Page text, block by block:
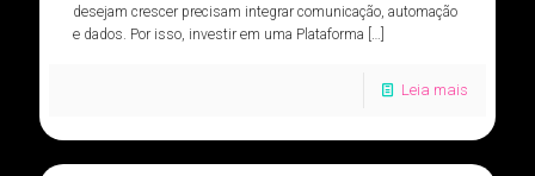
desejam crescer precisam integrar comunicação, automação
e dados. Por isso, investir em uma Plataforma
Leia mais